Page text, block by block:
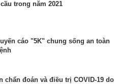
trong năm 2021
cáo "5K" chung sống an toàn
chẩn đoán và điều trị COVID-19 do